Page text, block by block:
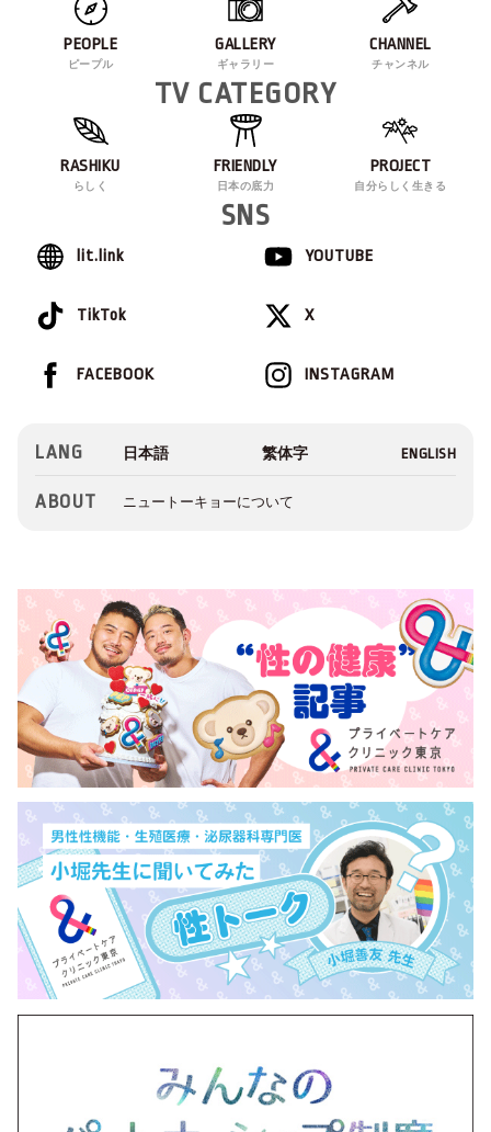
PEOPLE
ピープル
GALLERY
ギャラリー
CHANNEL
チャンネル
TV CATEGORY
RASHIKU
らしく
FRIENDLY
日本の底力
PROJECT
自分らしく生きる
SNS
lit.link YOUTUBE
TikTok X
INSTAGRAM
FACEBOOK
LANG
ABOUT ニュートーキョーについて